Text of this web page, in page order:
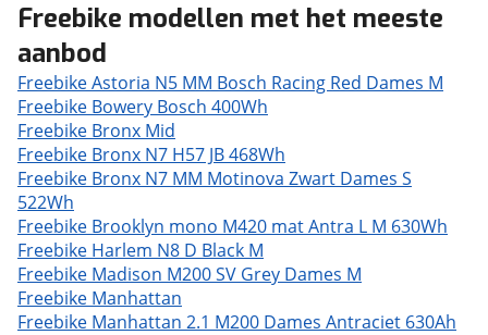
Freebike modellen met het meeste
aanbod
Freebike Astoria N5 MM Bosch Racing Red Dames M
Freebike Bowery Bosch 400Wh
Freebike Bronx Mid
Freebike Bronx N7 H57 JB 468Wh
Freebike Bronx N7 MM Motinova Zwart Dames S
522Wh
Freebike Brooklyn mono M420 mat Antra L M 630Wh
Freebike Harlem N8 D Black M
Freebike Madison M200 SV Grey Dames M
Freebike Manhattan
Freebike Manhattan 2.1 M200 Dames Antraciet 630Ah